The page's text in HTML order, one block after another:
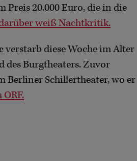
Preis 20.000 Euro, die in die
weiß Nachtkritik.
verstarb diese Woche im Alter
des Burgtheaters. Zuvor
Berliner Schillertheater, wo er